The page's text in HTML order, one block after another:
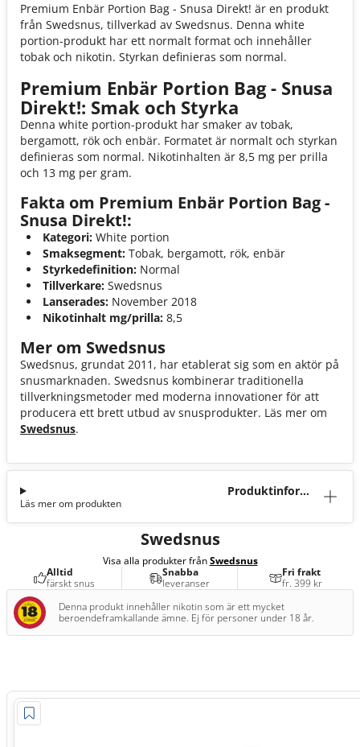
Premium Enbär Portion Bag - Snusa Direkt! är en produkt
från Swedsnus, tillverkad av Swedsnus. Denna white
portion-produkt har ett normalt format och innehåller
tobak och nikotin. Styrkan definieras som normal.
Premium Enbär Portion Bag - Snusa
Direkt!: Smak och Styrka
Denna white portion-produkt har smaker av tobak,
bergamott, rök och enbär. Formatet är normalt och styrkan
definieras som normal. Nikotinhalten är 8,5 mg per prilla
och 13 mg per gram.
Fakta om Premium Enbär Portion Bag -
Snusa Direkt!:
Kategori: White portion
Smaksegment: Tobak, bergamott, rök, enbär
Styrkedefinition: Normal
Tillverkare: Swedsnus
Lanserades: November 2018
Nikotinhalt mg/prilla: 8,5
Mer om Swedsnus
Swedsnus, grundat 2011, har etablerat sig som en aktör på
snusmarknaden. Swedsnus kombinerar traditionella
tillverkningsmetoder med moderna innovationer för att
producera ett brett utbud av snusprodukter. Läs mer om
Swedsnus.
Produktinforma
Läs mer om produkten
Swedsnus
Visa alla produkter frånSwedsnus
Alltid
färskt snus
Snabba
leveranser
Fri frakt
fr. 399 kr
Denna produkt innehåller nikotin som är ett mycket
beroendeframkallande ämne. Ej för personer under 18 år.